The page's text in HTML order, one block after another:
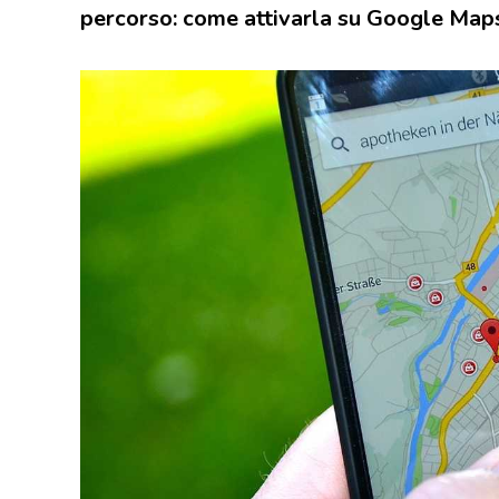
percorso: come attivarla su Google